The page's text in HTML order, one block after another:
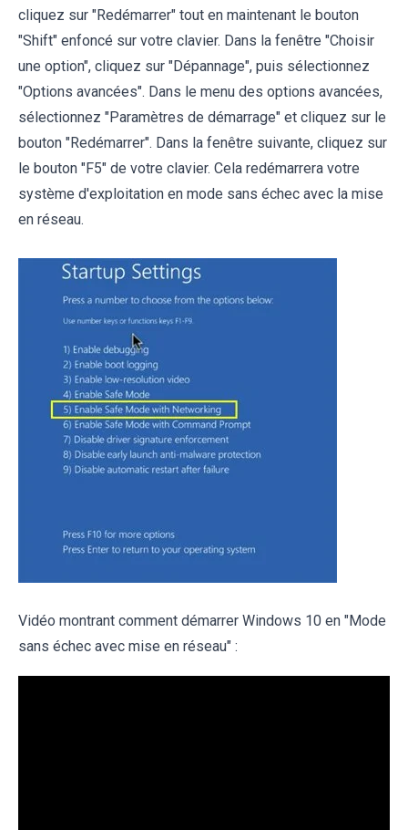
cliquez sur "Redémarrer" tout en maintenant le bouton
"Shift" enfoncé sur votre clavier. Dans la fenêtre "Choisir
une option", cliquez sur "Dépannage", puis sélectionnez
"Options avancées". Dans le menu des options avancées,
sélectionnez "Paramètres de démarrage" et cliquez sur le
bouton "Redémarrer". Dans la fenêtre suivante, cliquez sur
le bouton "F5" de votre clavier. Cela redémarrera votre
système d'exploitation en mode sans échec avec la mise
en réseau.
Vidéo montrant comment démarrer Windows 10 en "Mode
sans échec avec mise en réseau" :